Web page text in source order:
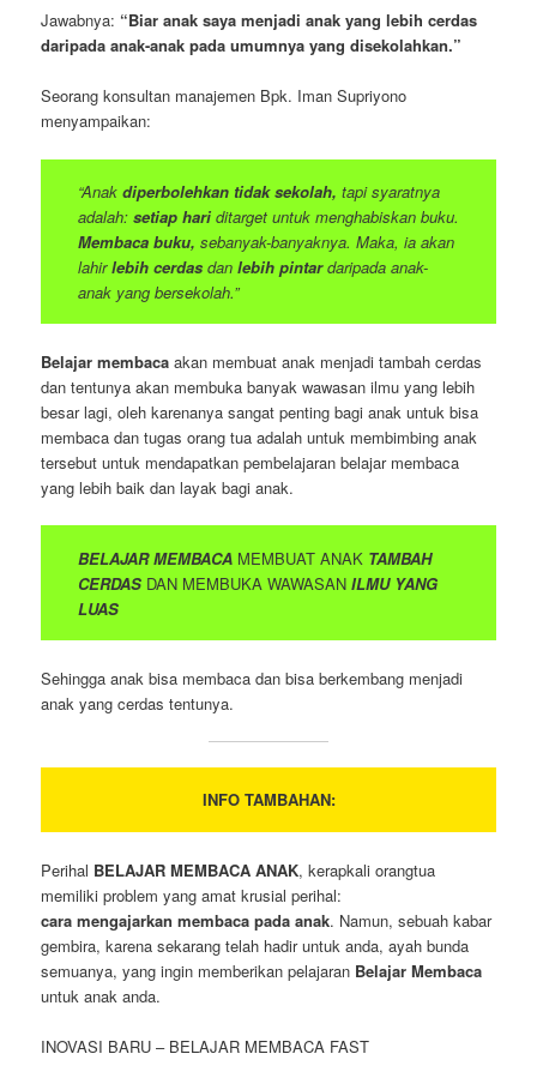
Jawabnya: “Biar anak saya menjadi anak yang lebih cerdas
daripada anak-anak pada umumnya yang disekolahkan.”
Seorang konsultan manajemen Bpk. Iman Supriyono
menyampaikan:
“Anakdiperbolehkan tidak sekolah, tapi syaratnya
adalah: setiap hari ditarget untuk menghabiskan buku.
Membaca buku, sebanyak-banyaknya. Maka, ia akan
lahirlebih cerdasdan lebih pintardaripada anak-
anak yang bersekolah.”
Belajar membaca akan membuat anak menjadi tambah cerdas
dan tentunya akan membuka banyak wawasan ilmu yang lebih
besar lagi, oleh karenanya sangat penting bagi anak untuk bisa
membaca dan tugas orang tua adalah untuk membimbing anak
tersebut untuk mendapatkan pembelajaran belajar membaca
yang lebih baik dan layak bagi anak.
BELAJAR MEMBACAMEMBUAT ANAK TAMBAH
CERDASDAN MEMBUKA WAWASAN ILMU YANG
LUAS
Sehingga anak bisa membaca dan bisa berkembang menjadi
anak yang cerdas tentunya.
INFO TAMBAHAN:
Perihal BELAJAR MEMBACA ANAK, kerapkali orangtua
memiliki problem yang amat krusial perihal:
cara mengajarkan membaca pada anak. Namun, sebuah kabar
gembira, karena sekarang telah hadir untuk anda, ayah bunda
semuanya, yang ingin memberikan pelajaran Belajar Membaca
untuk anak anda.
INOVASI BARU – BELAJAR MEMBACA FAST